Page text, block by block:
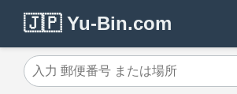
🇯🇵 Yu-Bin.com
入力 郵便番号 または場所